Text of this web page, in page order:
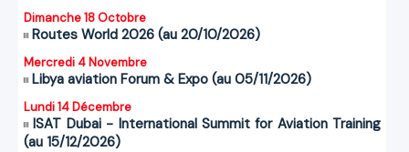
Dimanche 18 Octobre
Routes World 2026 (au 20/10/2026)
Mercredi 4 Novembre
Libya aviation Forum & Expo (au 05/11/2026)
Lundi 14 Décembre
ISAT Dubai - International Summit for Aviation Training
(au 15/12/2026)